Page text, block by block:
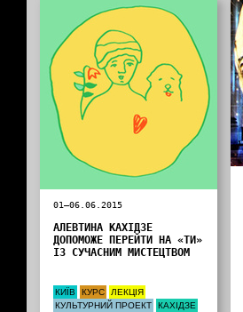
01—06.06.2015
АЛЕВТИНА КАХІДЗЕ
ДОПОМОЖЕ ПЕРЕЙТИ НА «ТИ»
ІЗ СУЧАСНИМ МИСТЕЦТВОМ
КИЇВ КУРС
ЛЕКЦІЯ
КУЛЬТУРНИЙ ПРОЕКТ
КАХІДЗЕ